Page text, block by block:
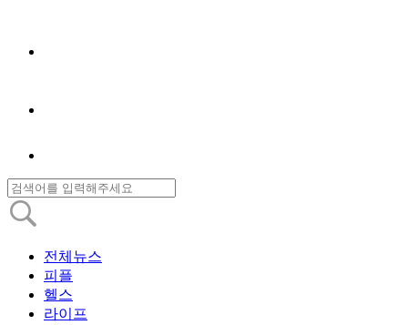
전체뉴스
피플
헬스
라이프